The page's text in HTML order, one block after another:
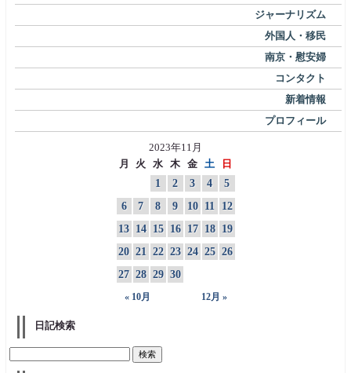
ジャーナリズム
外国人・移民
南京・慰安婦
コンタクト
新着情報
プロフィール
2023年11月
月
火 水 木 金 土 日
« 10月 12月 »
1 2 3 4
5
6
7 8 9 10 11
12
13 14 15 16 17 18
19
20 21 22 23 24 25 26
27 28 29 30
日記検索